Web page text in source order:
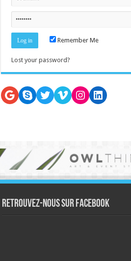
Remember Me
Lost your password?
Google
SkypeTwitter
VimeoInstagram
LinkedIn
Retrouvez-nous sur Facebook